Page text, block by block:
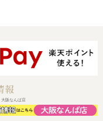
阪なんば店